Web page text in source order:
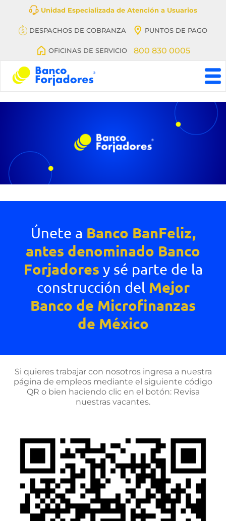
Unidad Especializada de Atención a Usuarios
DESPACHOS DE COBRANZA PUNTOS DE PAGO
OFICINAS DE SERVICIO 800 830 0005
BanFeliz,
Únete a Banco BanFeliz,
antes denominado Banco
Forjadores y sé parte de la
construcción del Mejor
Banco de Microfinanzas
de México
Si quieres trabajar con nosotros ingresa a nuestra
página de empleos mediante el siguiente código
QR o bien haciendo clic en el botón: Revisa
nuestras vacantes.